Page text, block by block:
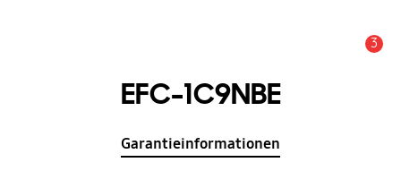
3
EFC-1C9NBE
Garantieinformationen